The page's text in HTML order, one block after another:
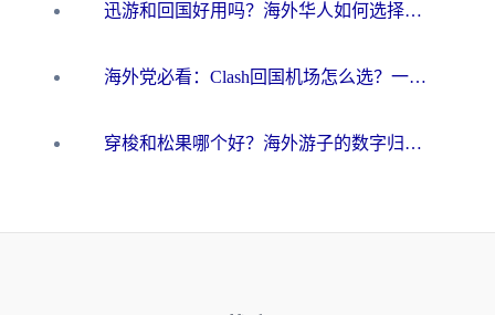
迅游和回国好用吗？海外华人如何选择靠谱的回国加速器
海外党必看：Clash回国机场怎么选？一篇搞定无缝访问国内资源的全攻略
穿梭和松果哪个好？海外游子的数字归乡路，到底该怎么选